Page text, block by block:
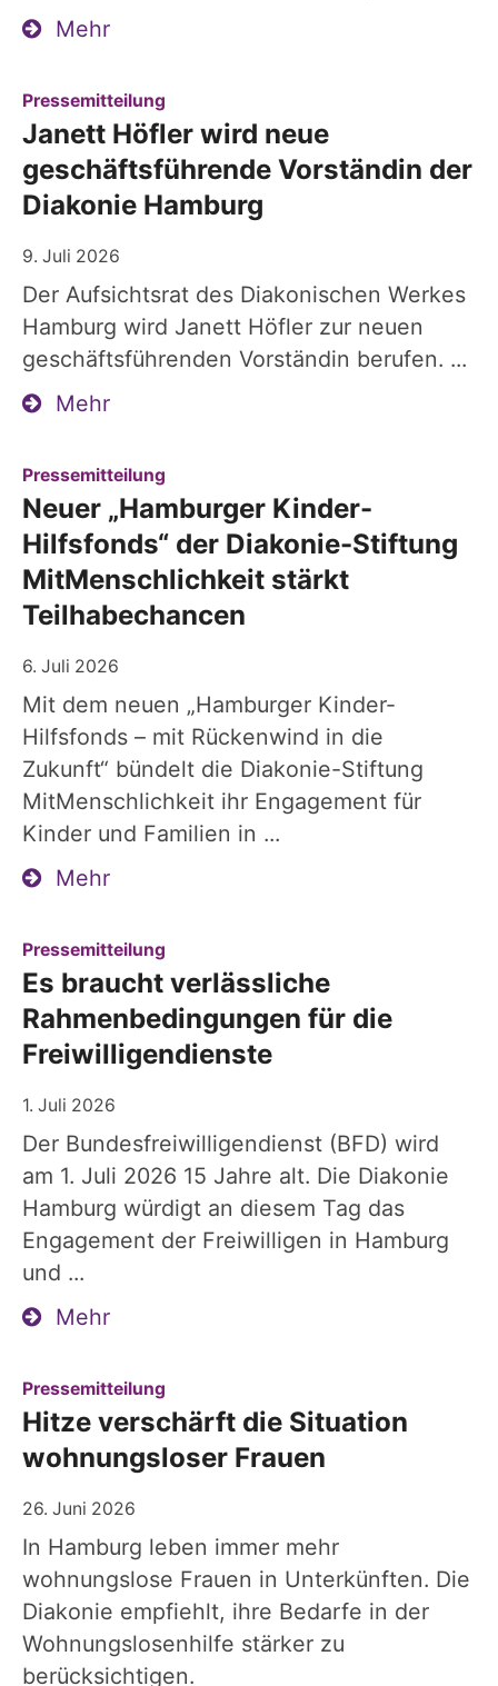
Mehr
Pressemitteilung
Janett Höfler wird neue
geschäftsführende Vorständin der
Diakonie Hamburg
9. Juli 2026
Der Aufsichtsrat des Diakonischen Werkes
Hamburg wird Janett Höfler zur neuen
geschäftsführenden Vorständin berufen. ...
Mehr
Pressemitteilung
Neuer „Hamburger Kinder-
Hilfsfonds“ der Diakonie-Stiftung
MitMenschlichkeit stärkt
Teilhabechancen
6. Juli 2026
Mit dem neuen „Hamburger Kinder-
Hilfsfonds – mit Rückenwind in die
Zukunft“ bündelt die Diakonie-Stiftung
MitMenschlichkeit ihr Engagement für
Kinder und Familien in ...
Mehr
Pressemitteilung
Es braucht verlässliche
Rahmenbedingungen für die
Freiwilligendienste
1. Juli 2026
Der Bundesfreiwilligendienst (BFD) wird
am 1. Juli 2026 15 Jahre alt. Die Diakonie
Hamburg würdigt an diesem Tag das
Engagement der Freiwilligen in Hamburg
und ...
Mehr
Pressemitteilung
Hitze verschärft die Situation
wohnungsloser Frauen
26. Juni 2026
In Hamburg leben immer mehr
wohnungslose Frauen in Unterkünften. Die
Diakonie empfiehlt, ihre Bedarfe in der
Wohnungslosenhilfe stärker zu
berücksichtigen.